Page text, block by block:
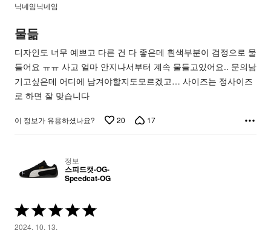
평
가
됨
닉네임닉네임
물듦
디자인도 너무 예쁘고 다른 건 다 좋은데 흰색부분이 검정으로 물
들어요 ㅠㅠ 사고 얼마 안지나서부터 계속 물들고있어요.. 문의남
기고싶은데 어디에 남겨야할지도모르겠고… 사이즈는 정사이즈
로 하면 잘 맞습니다
이 정보가 유용하셨나요? 20 17
정보
스피드캣-OG-
Speedcat-OG
5
중
2024. 10. 13.